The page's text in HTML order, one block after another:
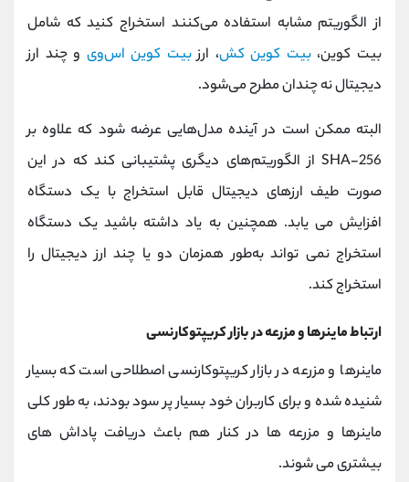
از الگوریتم مشابه استفاده می‌کنند استخراج کنید که شامل
بیت کوین،بیت کوین کش، ارزبیت کوین اس‌وی و چند ارز
دیجیتال نه‌ چندان مطرح می‌شود.
البته ممکن است در آینده مدل‌هایی عرضه شود که علاوه بر
SHA-256 از الگوریتم‌های دیگری پشتیبانی کند که در این
صورت طیف ارزهای دیجیتال قابل‌ استخراج با یک دستگاه
افزایش می‌ یابد. همچنین به یاد داشته باشید یک دستگاه
استخراج نمی‌ تواند به‌طور همزمان دو یا چند ارز دیجیتال را
استخراج کند.
ارتباط ماینرها و مزرعه در بازار کریپتوکارنسی
ماینرها و مزرعه در بازار کریپتوکارنسی اصطلاحی است که بسیار
شنیده شده و برای کاربران خود بسیار پر سود بودند، به طور کلی
ماینرها و مزرعه ها در کنار هم باعث دریافت پاداش های
بیشتری می شوند.